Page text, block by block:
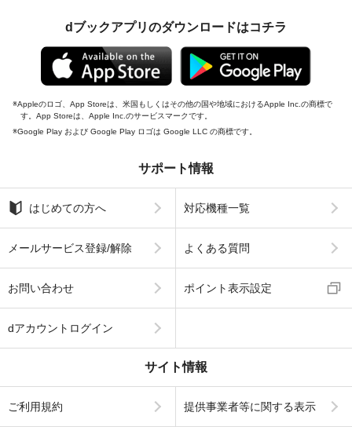
dブックアプリのダウンロードはコチラ
Appleのロゴ、App Storeは、米国もしくはその他の国や地域におけるApple Inc.の商標で
す。App Storeは、Apple Inc.のサービスマークです。
Google Play および Google Play ロゴは Google LLC の商標です。
サポート情報
はじめての方へ 対応機種一覧
メールサービス登録/解除 よくある質問
お問い合わせ ポイント表示設定
dアカウントログイン
サイト情報
ご利用規約 提供事業者等に関する表示